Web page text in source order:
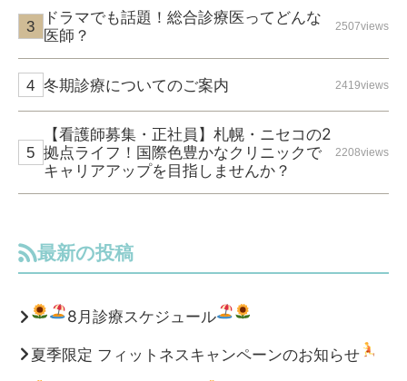
ドラマでも話題！総合診療医ってどんな
医師？
2507views
冬期診療についてのご案内 2419views
【看護師募集・正社員】札幌・ニセコの2
拠点ライフ！国際色豊かなクリニックで
キャリアアップを目指しませんか？
2208views
最新の投稿
8月診療スケジュール
夏季限定 フィットネスキャンペーンのお知らせ